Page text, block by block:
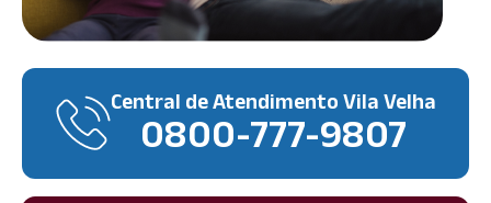
Central de Atendimento Vila Velha
0800-777-9807